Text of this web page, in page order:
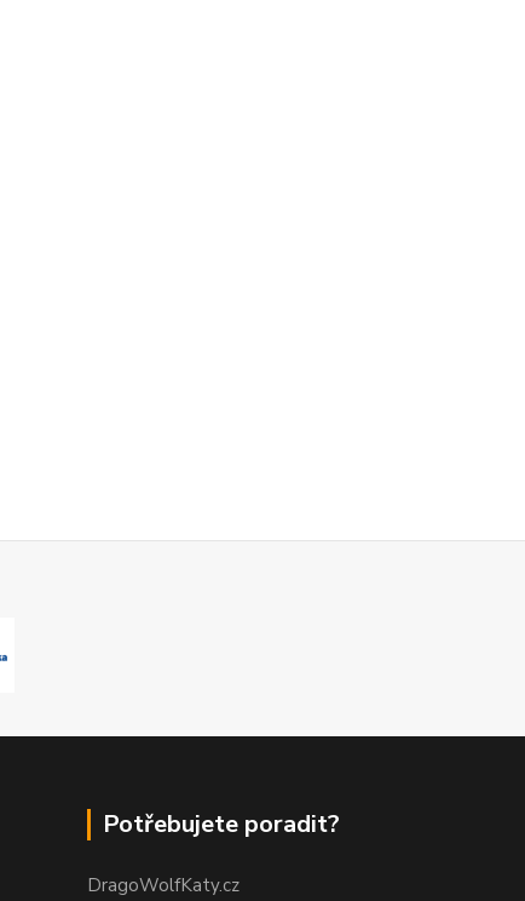
Potřebujete poradit?
DragoWolfKaty.cz